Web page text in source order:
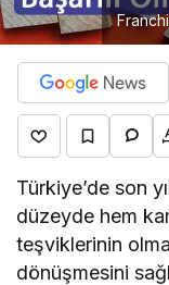
Türkiye’de son
düzeyde hem
teşviklerinin
dönüşmesini